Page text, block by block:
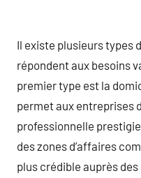
Il existe plusieurs types
répondent aux besoins
premier type est la
permet aux entreprises
professionnelle
des zones d’affaires
plus crédible auprès